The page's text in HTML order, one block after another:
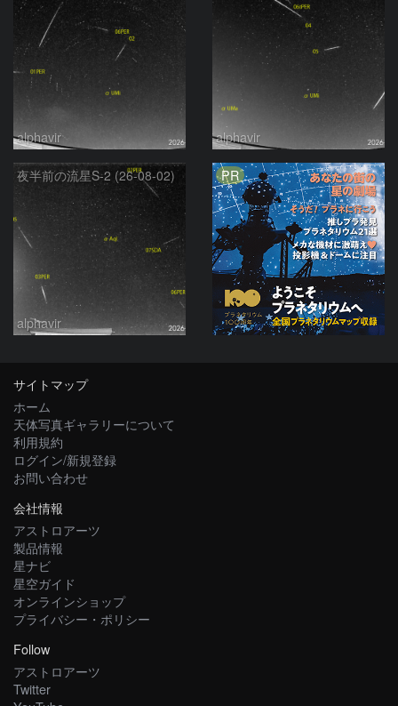
alphavir alphavir
夜半前の流星S-2 (26-08-02)
alphavir
PR
サイトマップ
ホーム
天体写真ギャラリーについて
利用規約
ログイン/新規登録
お問い合わせ
会社情報
アストロアーツ
製品情報
星ナビ
星空ガイド
オンラインショップ
プライバシー・ポリシー
Follow
アストロアーツ
Twitter